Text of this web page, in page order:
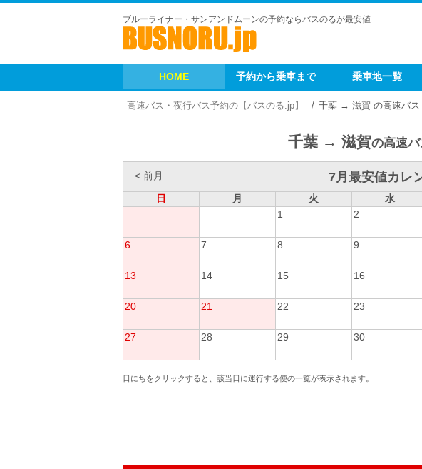
ブルーライナー・サンアンドムーンの予約ならバスのるが最安値
HOME 予約から乗車まで 乗車地一覧
高速バス・夜行バス予約の【バスのる.jp】 千葉 → 滋賀 の高速バス
千葉 → 滋賀の高速
< 前月 7月最安値カレ
日
月 火 水
1
2
6 7 8 9
13 14 15 16
20 21 22 23
27 28 29 30
日にちをクリックすると、該当日に運行する便の一覧が表示されます。